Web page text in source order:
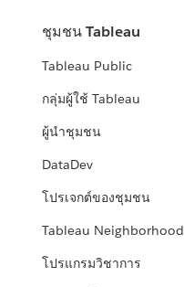
ชุมชน Tableau
Tableau Public
กลุ่มผู้ใช้ Tableau
ผู้นำชุมชน
DataDev
โปรเจกต์ของชุมชน
Tableau Neighborhood
โปรแกรมวิชาการ